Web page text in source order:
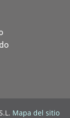
Mapa del sitio